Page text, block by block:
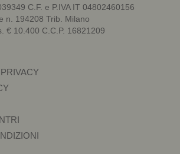
C.F. e P.IVA IT 04802460156
n. 194208 Trib. Milano
€ 10.400 C.C.P. 16821209